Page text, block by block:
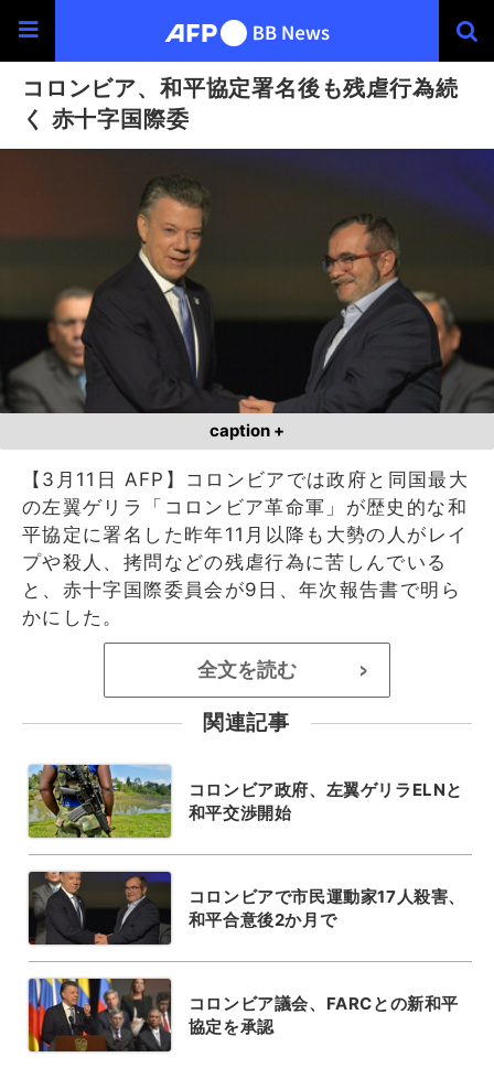
コロンビア、和平協定署名後も残虐行為続
く 赤十字国際委
caption +
【3月11日 AFP】コロンビアでは政府と同国最大
の左翼ゲリラ「コロンビア革命軍」が歴史的な和
平協定に署名した昨年11月以降も大勢の人がレイ
プや殺人、拷問などの残虐行為に苦しんでいる
と、赤十字国際委員会が9日、年次報告書で明ら
かにした。
全文を読む >
関連記事
コロンビア政府、左翼ゲリラELNと
和平交渉開始
コロンビアで市民運動家17人殺害、
和平合意後2か月で
コロンビア議会、FARCとの新和平
協定を承認